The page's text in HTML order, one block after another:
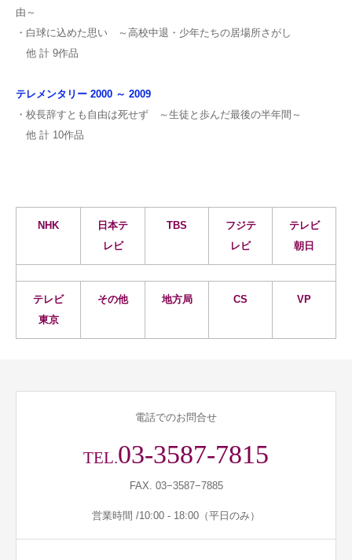
由～
・白球に込めた思い ～高校中退・少年たちの居場所さがし
他 計 9作品
テレメンタリー 2000 ～ 2009
・校長辞すとも自由は死せず ～生徒と歩んだ最後の半年間～
他 計 10作品
NHK
日本テ
レビ
TBS
フジテ
レビ
テレビ
朝日
テレビ
東京
その他 地方局 CS VP
電話でのお問合せ
TEL.03-3587-7815
FAX. 03−3587−7885
営業時間 /10:00 - 18:00（平日のみ）